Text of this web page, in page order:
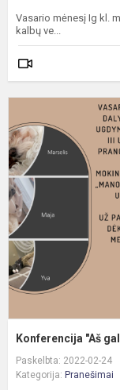
Vasario mėnesį Ig kl.
kalbų ve...
Konferencija "Aš
Paskelbta: 2022-02-24
Kategorija: Pranešimai